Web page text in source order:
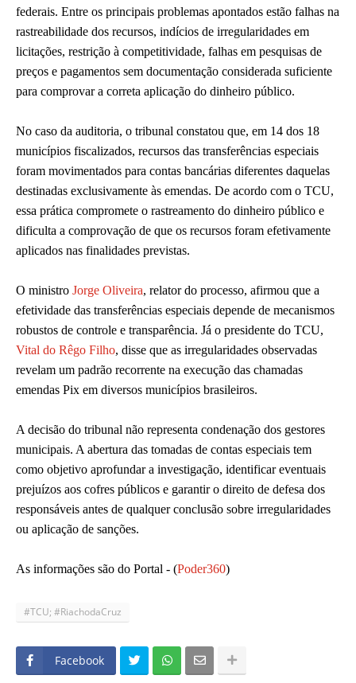
federais. Entre os principais problemas apontados estão falhas na
rastreabilidade dos recursos, indícios de irregularidades em
licitações, restrição à competitividade, falhas em pesquisas de
preços e pagamentos sem documentação considerada suficiente
para comprovar a correta aplicação do dinheiro público.
No caso da auditoria, o tribunal constatou que, em 14 dos 18
municípios fiscalizados, recursos das transferências especiais
foram movimentados para contas bancárias diferentes daquelas
destinadas exclusivamente às emendas. De acordo com o TCU,
essa prática compromete o rastreamento do dinheiro público e
dificulta a comprovação de que os recursos foram efetivamente
aplicados nas finalidades previstas.
O ministro Jorge Oliveira, relator do processo, afirmou que a
efetividade das transferências especiais depende de mecanismos
robustos de controle e transparência. Já o presidente do TCU,
Vital do Rêgo Filho, disse que as irregularidades observadas
revelam um padrão recorrente na execução das chamadas
emendas Pix em diversos municípios brasileiros.
A decisão do tribunal não representa condenação dos gestores
municipais. A abertura das tomadas de contas especiais tem
como objetivo aprofundar a investigação, identificar eventuais
prejuízos aos cofres públicos e garantir o direito de defesa dos
responsáveis antes de qualquer conclusão sobre irregularidades
ou aplicação de sanções.
As informações são do Portal - (Poder360)
#TCU; #RiachodaCruz
Facebook